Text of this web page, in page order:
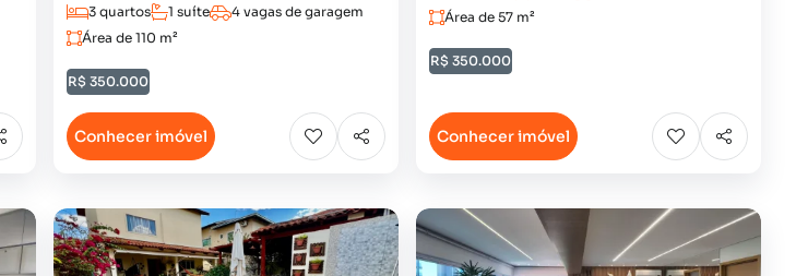
3 quartos 1 suíte
4 vagas de garagem
Área de 110 m²
R$ 350.000
Conhecer imóvel
Área de 57 m²
R$ 350.000
Conhecer imóvel